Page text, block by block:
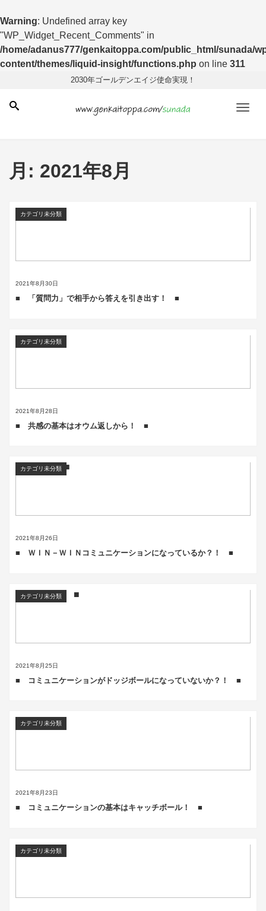
Warning: Undefined array key
"WP_Widget_Recent_Comments" in
/home/adanus777/genkaitoppa.com/public_html/sunada/
content/themes/liquid-insight/functions.php on line 311
2030年ゴールデンエイジ使命実現！
月: 2021年8月
2021年8月30日
カテゴリ未分類
■ 「質問力」で相手から答えを引き出す！ ■
2021年8月28日
カテゴリ未分類
■ 共感の基本はオウム返しから！ ■
2021年8月26日
カテゴリ未分類
■ ＷＩＮ－ＷＩＮコミュニケーションになっているか？！ ■
2021年8月25日
カテゴリ未分類
■ コミュニケーションがドッジボールになっていないか？！ ■
2021年8月23日
カテゴリ未分類
■ コミュニケーションの基本はキャッチボール！ ■
カテゴリ未分類